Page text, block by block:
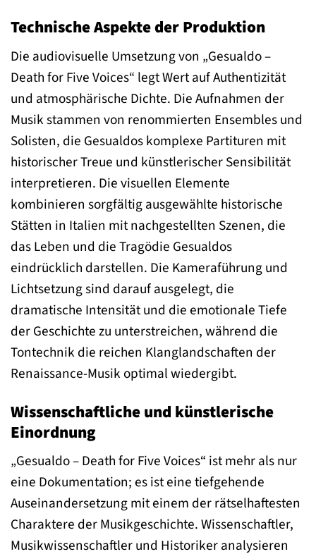
Technische Aspekte der Produktion
Die audiovisuelle Umsetzung von „Gesualdo –
Death for Five Voices“ legt Wert auf Authentizität
und atmosphärische Dichte. Die Aufnahmen der
Musik stammen von renommierten Ensembles und
Solisten, die Gesualdos komplexe Partituren mit
historischer Treue und künstlerischer Sensibilität
interpretieren. Die visuellen Elemente
kombinieren sorgfältig ausgewählte historische
Stätten in Italien mit nachgestellten Szenen, die
das Leben und die Tragödie Gesualdos
eindrücklich darstellen. Die Kameraführung und
Lichtsetzung sind darauf ausgelegt, die
dramatische Intensität und die emotionale Tiefe
der Geschichte zu unterstreichen, während die
Tontechnik die reichen Klanglandschaften der
Renaissance-Musik optimal wiedergibt.
Wissenschaftliche und künstlerische
Einordnung
„Gesualdo – Death for Five Voices“ ist mehr als nur
eine Dokumentation; es ist eine tiefgehende
Auseinandersetzung mit einem der rätselhaftesten
Charaktere der Musikgeschichte. Wissenschaftler,
Musikwissenschaftler und Historiker analysieren